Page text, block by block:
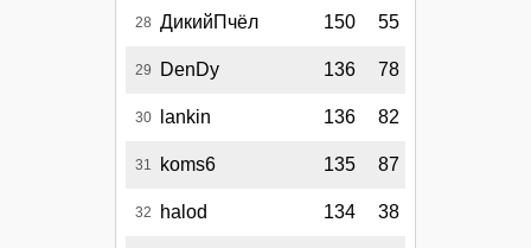
28 ДикийПчёл 150 55
29 DenDy 136 78
30 lankin 136 82
31 koms6 135 87
32 halod 134 38